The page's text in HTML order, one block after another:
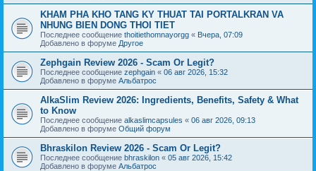
KHAM PHA KHO TANG KY THUAT TAI PORTALKRAN VA
NHUNG BIEN DONG THOI TIET
Последнее сообщение thoitiethomnayorgg « Вчера, 07:09
Добавлено в форуме Другое
Zephgain Review 2026 - Scam Or Legit?
Последнее сообщение zephgain « 06 авг 2026, 15:32
Добавлено в форуме Альбатрос
AlkaSlim Review 2026: Ingredients, Benefits, Safety & What
to Know
Последнее сообщение alkaslimcapsules « 06 авг 2026, 09:13
Добавлено в форуме Общий форум
Bhraskilon Review 2026 - Scam Or Legit?
Последнее сообщение bhraskilon « 05 авг 2026, 15:42
Добавлено в форуме Альбатрос